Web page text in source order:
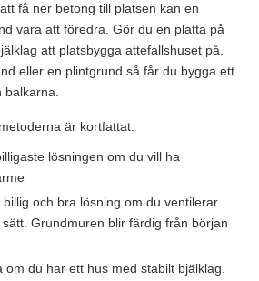
få ner betong till platsen kan en
vara att föredra. Gör du en platta på
att platsbygga attefallshuset på.
eller en plintgrund så får du bygga ett
balkarna.
är kortfattat.
lösningen om du vill ha
och bra lösning om du ventilerar
Grundmuren blir färdig från början
om du har ett hus med stabilt bjälklag.